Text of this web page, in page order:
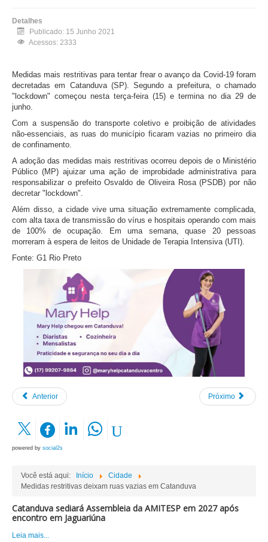
Detalhes
Publicado: 15 Junho 2021
Acessos: 2333
Medidas mais restritivas para tentar frear o avanço da Covid-19 foram
decretadas em Catanduva (SP). Segundo a prefeitura, o chamado
"lockdown" começou nesta terça-feira (15) e termina no dia 29 de
junho.
Com a suspensão do transporte coletivo e proibição de atividades
não-essenciais, as ruas do município ficaram vazias no primeiro dia
de confinamento.
A adoção das medidas mais restritivas ocorreu depois de o Ministério
Público (MP) ajuizar uma ação de improbidade administrativa para
responsabilizar o prefeito Osvaldo de Oliveira Rosa (PSDB) por não
decretar "lockdown".
Além disso, a cidade vive uma situação extremamente complicada,
com alta taxa de transmissão do vírus e hospitais operando com mais
de 100% de ocupação. Em uma semana, quase 20 pessoas
morreram à espera de leitos de Unidade de Terapia Intensiva (UTI).
Fonte: G1 Rio Preto
Anterior Próximo
powered by social2s
Você está aqui: Início
Cidade
Medidas restritivas deixam ruas vazias em Catanduva
Catanduva sediará Assembleia da AMITESP em 2027 após
encontro em Jaguariúna
Leia mais...